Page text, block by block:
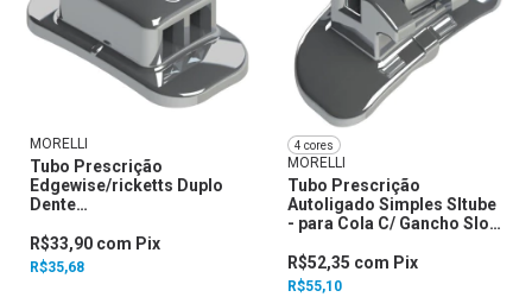
MORELLI
Tubo Prescrição
Edgewise/ricketts Duplo
Dente
C/ Gancho Central Slot.022
20.40.263 - Morelli
R$35,68
R$33,90 com Pix
4 cores
MORELLI
Tubo Prescrição
Autoligado Simples Sltube
- para Cola C/ Gancho Slot
R$55,10
R$52,35 com Pix